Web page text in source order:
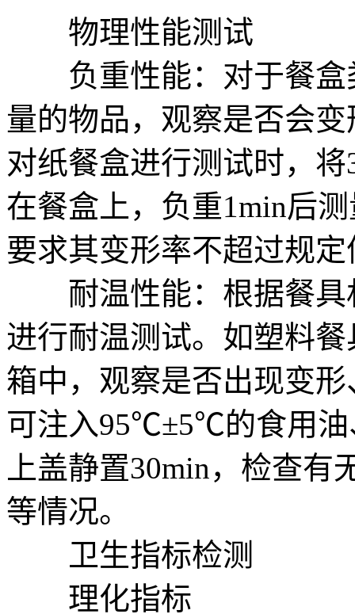
物理性能测试
负重性能：对于餐盒
量的物品，观察是否会
对纸餐盒进行测试时，
在餐盒上，负重1min后
要求其变形率不超过规定
耐温性能：根据餐具
进行耐温测试。如塑料
箱中，观察是否出现变
可注入95℃±5℃的食用油
上盖静置30min，检查
等情况。
卫生指标检测
理化指标